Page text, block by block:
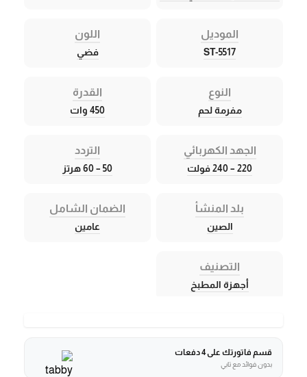
الموديل
ST-5517
اللون
فضي
النوع
مفرمة لحم
القدرة
450 وات
الجهد الكهربائي
220 – 240 فولت
التردد
50 – 60 هرتز
بلد المنشأ
الصين
الضمان الشامل
عامين
التصنيف
أجهزة المطبخ
قسم فاتورتك على 4 دفعات
بدون فوائد مع تابي